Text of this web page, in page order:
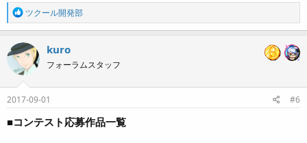
R
e
a
c
t
i
o
n
s
ツクール開発部
kuro
フォーラムスタッフ
2017-09-01 #6
■コンテスト応募作品一覧